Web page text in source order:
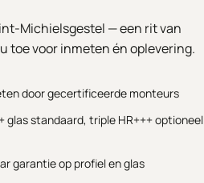
Michielsgestel — een rit van
toe voor inmeten én oplevering.
door gecertificeerde monteurs
glas standaard, triple HR+++ optioneel
garantie op profiel en glas